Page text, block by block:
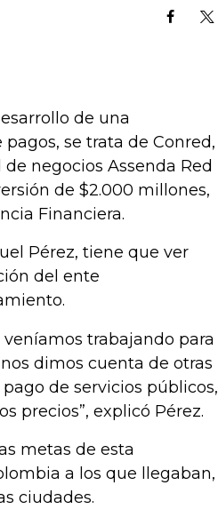
de una
se trata de Conred,
negocios Assenda Red
de $2.000 millones,
Financiera.
Pérez, tiene que ver
del ente
trabajando para
dimos cuenta de otras
de servicios públicos,
precios”, explicó Pérez.
metas de esta
a los que llegaban,
ciudades.